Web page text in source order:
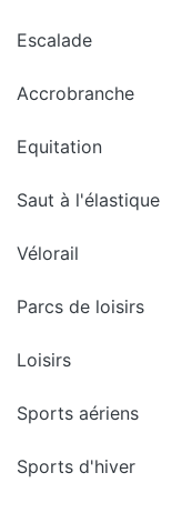
Escalade
Accrobranche
Equitation
Saut à l'élastique
Vélorail
Parcs de loisirs
Loisirs
Sports aériens
Sports d'hiver